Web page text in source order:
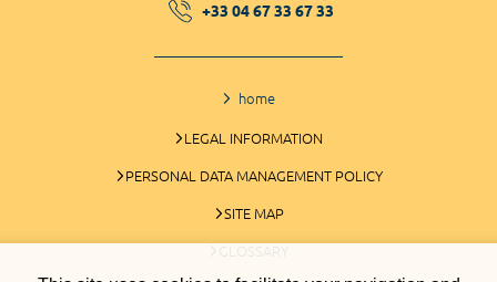
+33 04 67 33 67 33
home
LEGAL INFORMATION
PERSONAL DATA MANAGEMENT POLICY
SITE MAP
GLOSSARY